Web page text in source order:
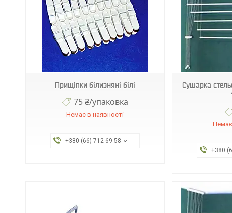
Прищіпки білизняні білі
75 ₴/упаковка
Немає в наявності
+380 (66) 712-69-58
120-Р5
Сушарка
+380